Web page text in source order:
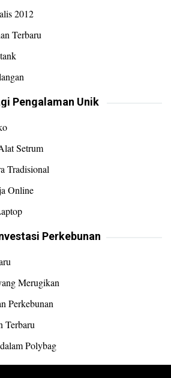
2012
Terbaru
Pengalaman Unik
Setrum
Tradisional
Online
Perkebunan
Merugikan
Perkebunan
Terbaru
Polybag